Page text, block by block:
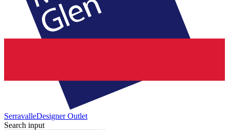
SerravalleDesigner Outlet
Search input